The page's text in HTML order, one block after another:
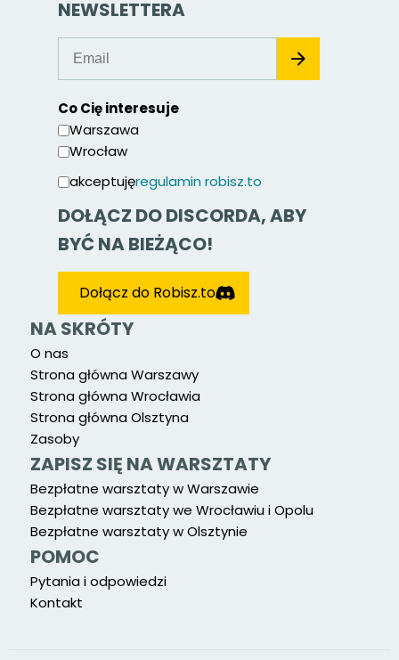
NEWSLETTERA
Co Cię interesuje
Warszawa
Wrocław
akceptujęregulamin robisz.to
DOŁĄCZ DO DISCORDA, ABY
BYĆ NA BIEŻĄCO!
Dołącz do Robisz.to
NA SKRÓTY
O nas
Strona główna Warszawy
Strona główna Wrocławia
Strona główna Olsztyna
Zasoby
ZAPISZ SIĘ NA WARSZTATY
Bezpłatne warsztaty w Warszawie
Bezpłatne warsztaty we Wrocławiu i Opolu
Bezpłatne warsztaty w Olsztynie
POMOC
Pytania i odpowiedzi
Kontakt